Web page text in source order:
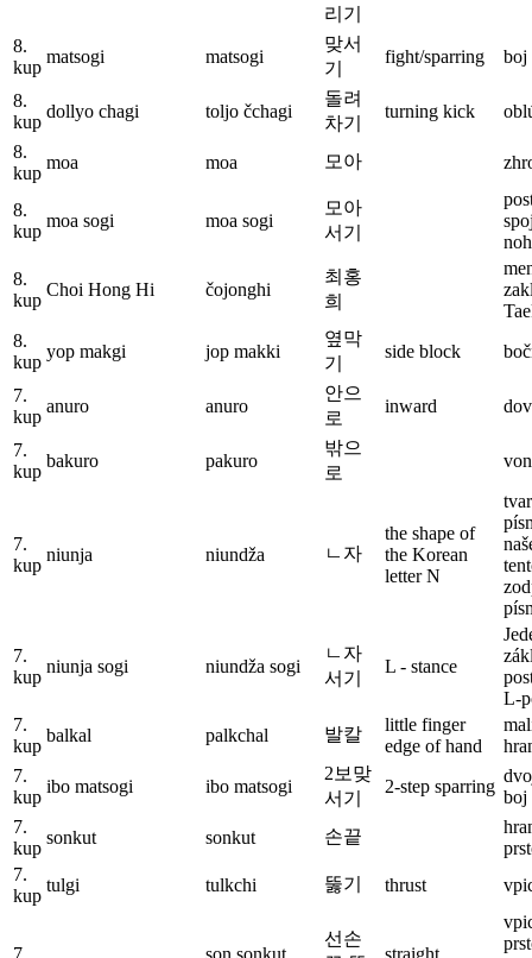
리기
8.
kup
matsogi matsogi
맞서
기
fight/sparring boj
8.
kup
dollyo chagi toljo čchagi
돌려
차기
turning kick
8.
kup
moa moa 모아
8.
kup
moa sogi moa sogi
모아
서기
8.
kup
Choi Hong Hi čojonghi
최홍
희
8.
kup
yop makgi jop makki
옆막
기
side block
7.
kup
anuro anuro
안으
로
inward
7.
kup
bakuro pakuro
밖으
로
von
7.
kup
niunja niundža ㄴ자
the shape of
the Korean
letter N
7.
kup
niunja sogi niundža sogi
ㄴ자
서기
L - stance
L-
7.
kup
balkal palkchal 발칼
little finger
edge of hand
7.
kup
ibo matsogi ibo matsogi
2보맞
서기
2-step sparring
boj
7.
kup
sonkut sonkut 손끝
7.
kup
tulgi tulkchi 뚫기 thrust
7. son sonkut
선손
straight